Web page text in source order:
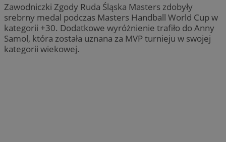
Zawodniczki Zgody Ruda Śląska Masters zdobyły
srebrny medal podczas Masters Handball World Cup w
kategorii +30. Dodatkowe wyróżnienie trafiło do Anny
Samol, która została uznana za MVP turnieju w swojej
kategorii wiekowej.